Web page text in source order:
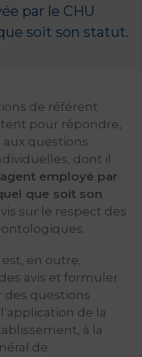
par le CHU
soit son statut.
de référent
pour répondre,
questions
dont il
employé par
que soit son
sur le respect des
en outre,
avis et formuler
des questions
de la
à la
de